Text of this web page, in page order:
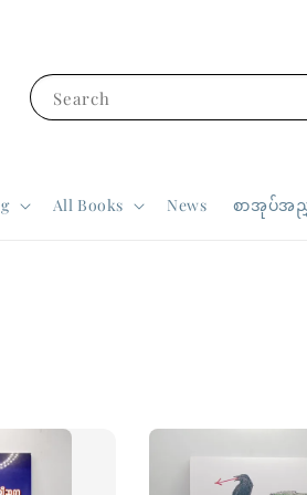
Search
All Books News စာအုပ်အ